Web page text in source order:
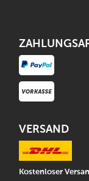
VERSAND
Kostenloser